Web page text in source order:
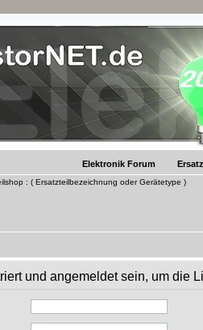
Elektronik Forum
: ( Ersatzteilbezeichnung oder Gerätetype )
und angemeldet sein, um die